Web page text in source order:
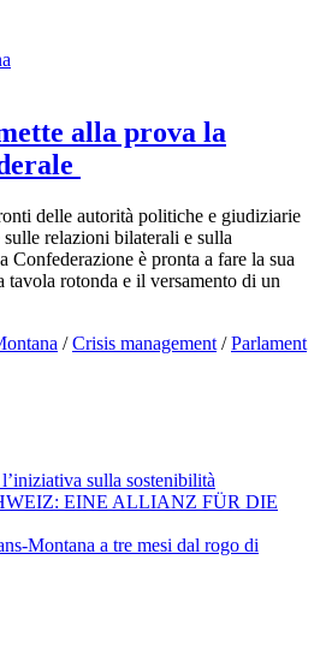
alla prova la
delle autorità politiche e giudiziarie
relazioni bilaterali e sulla
Confederazione è pronta a fare la sua
tavola rotonda e il versamento di un
/Crisis management /Parlament
sulla sostenibilità
EINE ALLIANZ FÜR DIE
Montana a tre mesi dal rogo di